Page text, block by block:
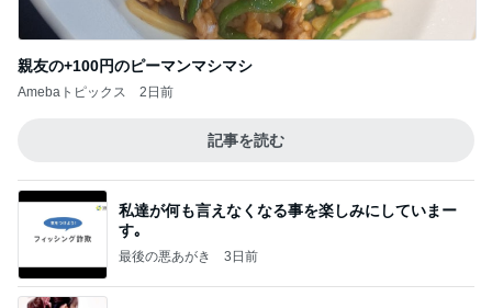
親友の+100円のピーマンマシマシ
Amebaトピックス 2日前
記事を読む
私達が何も言えなくなる事を楽しみにしていまー
す｡
最後の悪あがき 3日前